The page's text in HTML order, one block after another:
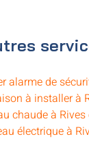
alarme de
à installer à
chaude à Rives
électrique à